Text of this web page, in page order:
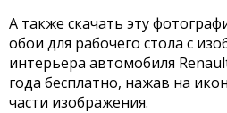
А также скачать эту
обои для рабочего стола с
интерьера автомобиля
года бесплатно, нажав на
части изображения.